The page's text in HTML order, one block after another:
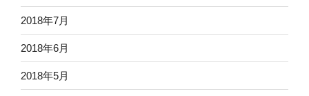
2018年7月
2018年6月
2018年5月